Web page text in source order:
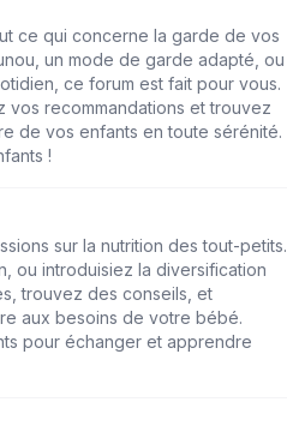
ce qui concerne la garde de vos
un mode de garde adapté, ou
ce forum est fait pour vous.
recommandations et trouvez
de vos enfants en toute sérénité.
!
sur la nutrition des tout-petits.
ou introduisiez la diversification
trouvez des conseils, et
aux besoins de votre bébé.
pour échanger et apprendre